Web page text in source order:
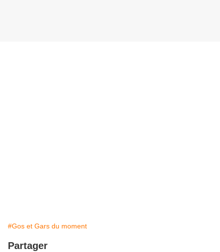
#Gos et Gars du moment
Partager